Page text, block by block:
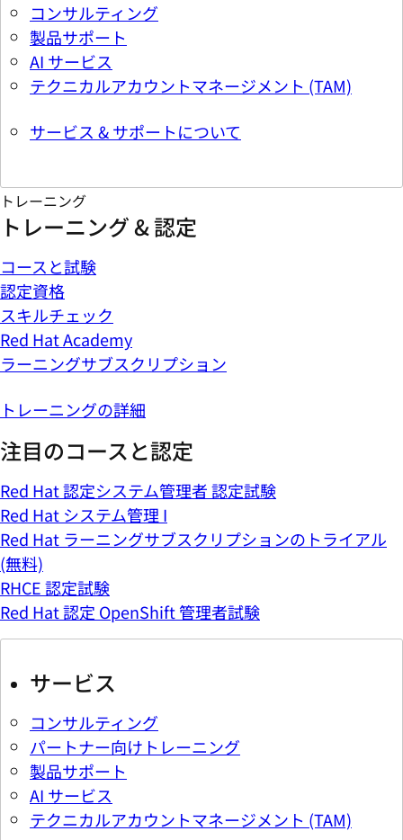
コンサルティング
製品サポート
AI サービス
テクニカルアカウントマネージメント (TAM)
サービス & サポートについて
トレーニング
トレーニング & 認定
コースと試験
認定資格
スキルチェック
Red Hat Academy
ラーニングサブスクリプション
トレーニングの詳細
注目のコースと認定
Red Hat 認定システム管理者 認定試験
Red Hat システム管理 I
Red Hat ラーニングサブスクリプションのトライアル
(無料)
RHCE 認定試験
Red Hat 認定 OpenShift 管理者試験
サービス
コンサルティング
パートナー向けトレーニング
製品サポート
AI サービス
テクニカルアカウントマネージメント (TAM)